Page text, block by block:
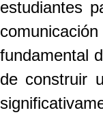
estudiantes
fundamental
de construir